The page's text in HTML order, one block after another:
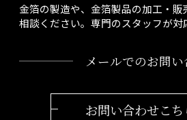
金箔の製造や、金箔製品の加工・
相談ください。専門のスタッフが対
メールでのお問
お問い合わせこち